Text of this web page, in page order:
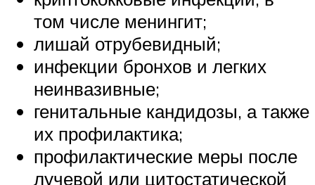
том числе менингит;
лишай отрубевидный;
инфекции бронхов и легких
неинвазивные;
генитальные кандидозы, а также
их профилактика;
профилактические меры после
лучевой или цитостатической